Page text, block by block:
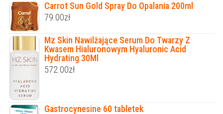
Carrot Sun Gold Spray Do Opalania 200ml
79.00zł
Mz Skin Nawilżające Serum Do Twarzy Z
Kwasem Hialuronowym Hyaluronic Acid
Hydrating 30Ml
572.00zł
Gastrocynesine 60 tabletek